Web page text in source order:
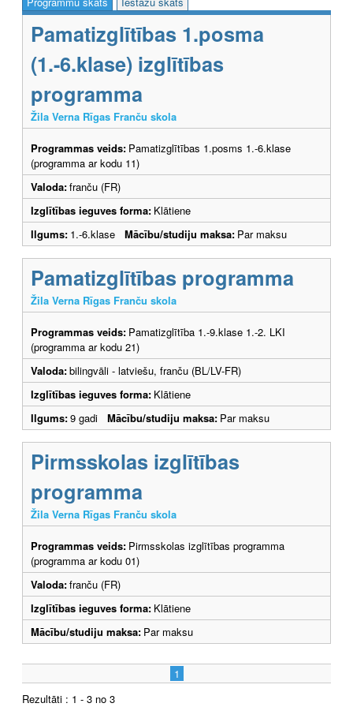
Pamatizglītības 1.posma
(1.-6.klase) izglītības
programma
Žila Verna Rīgas Franču skola
Programmas veids: Pamatizglītības 1.posms 1.-6.klase
(programma ar kodu 11)
Valoda:franču (FR)
Izglītības ieguves forma: Klātiene
Ilgums: 1.-6.klase Mācību/studiju maksa: Par maksu
Pamatizglītības programma
Žila Verna Rīgas Franču skola
Programmas veids: Pamatizglītība 1.-9.klase 1.-2. LKI
(programma ar kodu 21)
Valoda:bilingvāli - latviešu, franču (BL/LV-FR)
Izglītības ieguves forma: Klātiene
Ilgums:9 gadi Mācību/studiju maksa: Par maksu
Pirmsskolas izglītības
programma
Žila Verna Rīgas Franču skola
Programmas veids: Pirmsskolas izglītības programma
(programma ar kodu 01)
Valoda:franču (FR)
Izglītības ieguves forma: Klātiene
Mācību/studiju maksa: Par maksu
1
Rezultāti : 1 - 3 no 3